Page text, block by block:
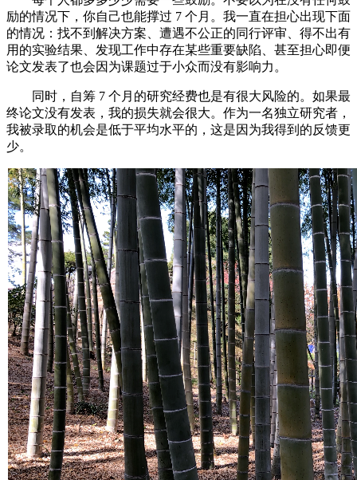
励的情况下，你自己也能撑过 7 个月。我一直在担心出现下面
的情况：找不到解决方案、遭遇不公正的同行评审、得不出有
用的实验结果、发现工作中存在某些重要缺陷、甚至担心即便
论文发表了也会因为课题过于小众而没有影响力。
同时，自筹 7 个月的研究经费也是有很大风险的。如果最
终论文没有发表，我的损失就会很大。作为一名独立研究者，
我被录取的机会是低于平均水平的，这是因为我得到的反馈更
少。